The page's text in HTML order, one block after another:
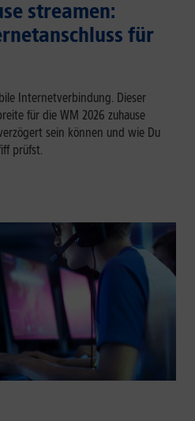
streamen:
für
Internetverbindung. Dieser
für die WM 2026 zuhause
sein können und wie Du
prüfst.